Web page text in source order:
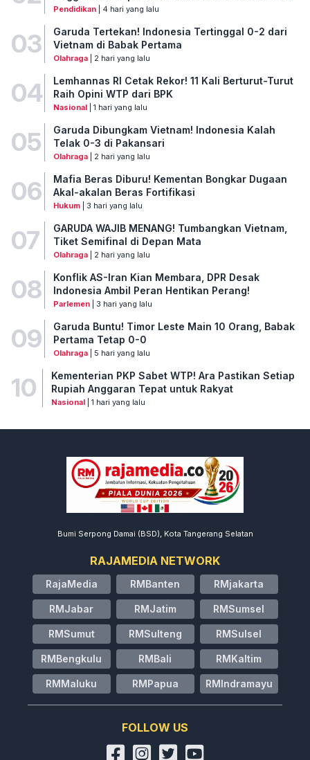
Pendidikan| 4 hari yang lalu
03
Garuda Tertekan! Indonesia Tertinggal 0-2 dari
Vietnam di Babak Pertama
Olahraga| 2 hari yang lalu
04
Lemhannas RI Cetak Rekor! 11 Kali Berturut-Turut
Raih Opini WTP dari BPK
Nasional| 1 hari yang lalu
05
Garuda Dibungkam Vietnam! Indonesia Kalah
Telak 0-3 di Pakansari
Olahraga| 2 hari yang lalu
06
Mafia Beras Diburu! Kementan Bongkar Dugaan
Akal-akalan Beras Fortifikasi
Hukum| 3 hari yang lalu
07
GARUDA WAJIB MENANG! Tumbangkan Vietnam,
Tiket Semifinal di Depan Mata
Olahraga| 2 hari yang lalu
08
Konflik AS-Iran Kian Membara, DPR Desak
Indonesia Ambil Peran Hentikan Perang!
Parlemen| 3 hari yang lalu
09
Garuda Buntu! Timor Leste Main 10 Orang, Babak
Pertama Tetap 0-0
Olahraga| 5 hari yang lalu
10
Kementerian PKP Sabet WTP! Ara Pastikan Setiap
Rupiah Anggaran Tepat untuk Rakyat
Nasional| 1 hari yang lalu
Bumi Serpong Damai (BSD), Kota Tangerang Selatan
RAJAMEDIA NETWORK
RajaMedia RMBanten RMjakarta
RMJabar RMJatim RMSumsel
RMSumut RMSulteng RMSulsel
RMBengkulu RMBali RMKaltim
RMMaluku RMPapua RMIndramayu
FOLLOW US